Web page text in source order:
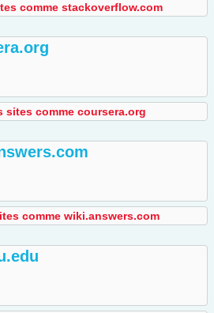
comme stackoverflow.com
sites comme coursera.org
comme wiki.answers.com